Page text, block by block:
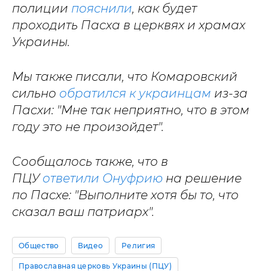
полиции пояснили, как будет
проходить Пасха в церквях и храмах
Украины.
Мы также писали, что Комаровский
сильно обратился к украинцам из-за
Пасхи: "Мне так неприятно, что в этом
году это не произойдет".
Сообщалось также, что в
ПЦУответили Онуфрию на решение
по Пасхе: "Выполните хотя бы то, что
сказал ваш патриарх".
Общество Видео Религия
Православная церковь Украины (ПЦУ)